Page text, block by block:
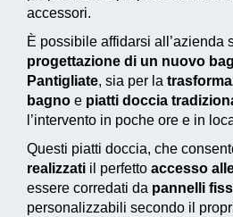
accessori.
È possibile affidarsi all’azienda
progettazione di un nuovo
Pantigliate, sia per la
bagno e piatti doccia
l’intervento in poche ore e in
Questi piatti doccia, che
realizzati il perfetto accesso
essere corredati da pannelli
personalizzabili secondo il